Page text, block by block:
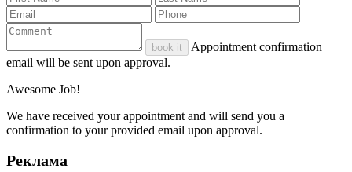
book it
Appointment confirmation
email will be sent upon approval.
Awesome Job!
We have received your appointment and will send you a
confirmation to your provided email upon approval.
Реклама